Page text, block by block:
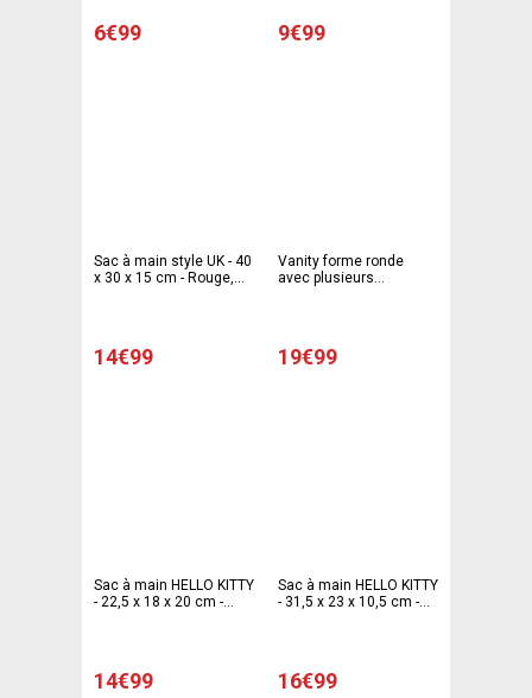
6€99 9€99
Sac à main style UK - 40
x 30 x 15 cm - Rouge,
14€99
Vanity forme ronde
avec plusieurs
19€99
Sac à main HELLO KITTY
- 22,5 x 18 x 20 cm -
14€99
Sac à main HELLO KITTY
- 31,5 x 23 x 10,5 cm -
16€99